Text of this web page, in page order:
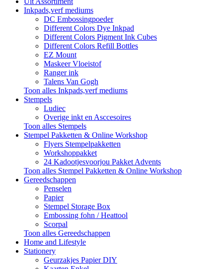
Inkpads,verf mediums
DC Embossingpoeder
Different Colors Dye Inkpad
Different Colors Pigment Ink Cubes
Different Colors Refill Bottles
EZ Mount
Maskeer Vloeistof
Ranger ink
Talens Van Gogh
Toon alles Inkpads,verf mediums
Stempels
Ludiec
Overige inkt en Asccesoires
Toon alles Stempels
Stempel Pakketten & Online Workshop
Flyers Stempelpakketten
Workshoppakket
24 Kadootjesvoorjou Pakket Advents
Toon alles Stempel Pakketten & Online Workshop
Gereedschappen
Penselen
Papier
Stempel Storage Box
Embossing fohn / Heattool
Scorpal
Toon alles Gereedschappen
Home and Lifestyle
Stationery
Geurzakjes Papier DIY